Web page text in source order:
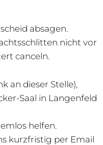
absagen.
nicht vor
canceln.
an dieser Stelle),
Saal in Langenfeld
helfen.
kurzfristig per Email